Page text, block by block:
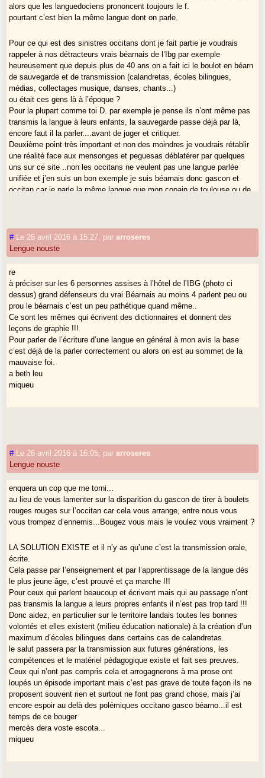
alors que les languedociens prononcent toujours le f.
pourtant c’est bien la même langue dont on parle.
Pour ce qui est des sinistres occitans dont je fait partie je voudrais
rappeler à nos détracteurs vrais béarnais de l’Ibg par exemple
heureusement que depuis plus de 40 ans on a fait ici le boulot en béarn
de sauvegarde et de transmission (calandretas, écoles bilingues,
médias, collectages musique, danses, chants...)
ou était ces gens là à l’époque ?
Pour la plupart comme toi D. par exemple je pense ils n’ont même pas
transmis la langue à leurs enfants, la sauvegarde passe déjà par là,
encore faut il la parler....avant de juger et critiquer.
Deuxième point très important et non des moindres je voudrais rétablir
une réalité face aux mensonges et peguesas déblatérer par quelques
uns sur ce site ..non les occitans ne veulent pas une langue parlée
unifiée et j’en suis un bon exemple je suis béarnais donc gascon et
occitan car je parle la même langue que mon copain de toulouse ou de
de pau, à Oloron ils parlent le parler d’Oloron etc..
je rappelle aussi pour l’un des intervenants sur ce site que l’article
utilisé en béarn et gascogne est lo ou la en plaine en général (lou et la
spécifique au parler dit de montagne.
(exception de la vallée d’Ossau seule vallée pyrénéene ou on utilise lo
et la).
Je tiens à répondre a lengue nouste que les dits occitans du moins en
béarn sont eux qui ont fait le boulot de préservation et de sauvegarde et
de transmission depuis pratiquemlent 50 ans maintenant , l’ibg
composé essentiellement d’exilés retraités qui revenus au pays pour
s’occuper ont décidés de sauver le béarnais en 2004 !!!
hilh de puta heureusement qu’on les a pas attendus il n’y aurais plus
grand chose à préserver...sans commentaires.
dispensés par les occitans du béarn à l’époque (per noste), l’un de leurs
professeurs de danses a appris grâce aux cours dispensés par les
menestrers gascons dont je fait partie.
sauts béarnais et branles d’ossau dont je sais de quoi je parle.
Pour les branles D’ossau chantés dont j’étais passionné je partais
d’oloron à laruns en solex avec un magnéto à cassettes pour collecter
les chants de branle qui allait tomber dans un oubli dramatique, ce
transmettre ce trésor.
j’avais 16 ans à l’époque j’en ai 56 aujourd’hui..
Donc c’est tout à fait normal que les méchants occitans qui occupent la
place comme dit lengue nouste et qui font le boulot tous les jours de
transmission de sauvegarde touchent ce qu’ils faut pour continuer à
bosser, n’en déplaisent à ceux qui ne font qu’arrogagner mais qui en fait
ne font rien ou pas grand chose !!!
Heureusement que les Occitans existent je ne sais pas de quoi vous
parleriez sur ce site..(humour)
Je suis béarnais et fier de l’être mais aussi gascon, occitan et citoyen
du monde et j’ai envie de partager ma langue ma culture avec tous et
pas m’enfermer dans une pseudo gasconité qui ne fera que nous
enterrer.
adishats e bon dia a tots
miqueu arrosères
# Le 26 avril 2016 à 15:27 pararroseres
Lengue nouste
re
à préciser sur les 6 personnes assises à l’hôtel de l’IBG (photo ci
dessus) grand défenseurs du vrai Béarnais au moins 4 parlent peu ou
prou le béarnais c’est un peu pathétique quand même..
Ce sont les mêmes qui écrivent des dictionnaires et donnent des
leçons de graphie !!!
Pour parler de l’écriture d’une langue en général à mon avis la base
c’est déjà de la parler correctement ou alors on est au sommet de la
mauvaise foi.
a beth leu
miqueu
# Le 26 avril 2016 à 16:05 pararroseres
Lengue nouste
enquera un cop que me torni...
au lieu de vous lamenter sur la disparition du gascon de tirer à boulets
rouges rouges sur l’occitan car cela vous arrange, entre nous vous
vous trompez d’ennemis...Bougez vous mais le voulez vous vraiment ?
LA SOLUTION EXISTE et il n’y as qu’une c’est la transmission orale,
écrite.
Cela passe par l’enseignement et par l’apprentissage de la langue dès
le plus jeune âge, c’est prouvé et ça marche !!!
Pour ceux qui parlent beaucoup et écrivent mais qui au passage n’ont
pas transmis la langue a leurs propres enfants il n’est pas trop tard !!!
Donc aidez, en particulier sur le territoire landais toutes les bonnes
volontés et elles existent (milieu éducation nationale) à la création d’un
maximum d’écoles bilingues dans certains cas de calandretas.
le salut passera par la transmission aux futures générations, les
compétences et le matériel pédagogique existe et fait ses preuves.
Ceux qui n’ont pas compris cela et arrogagnerons à ma prose ont
loupés un épisode important mais c’est pas grave de toute façon ils ne
proposent souvent rien et surtout ne font pas grand chose, mais j’ai
encore espoir au delà des polémiques occitano gasco béarno...il est
temps de ce bouger
mercès dera voste escota...
miqueu